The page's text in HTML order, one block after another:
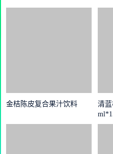
金桔陈皮复合果汁饮料
清